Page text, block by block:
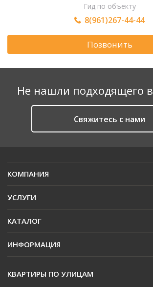
Гид по объекту
8(961)267-44-44
Позвонить
Не нашли подходящего
Cвяжитесь с нами
КОМПАНИЯ
УСЛУГИ
КАТАЛОГ
ИНФОРМАЦИЯ
КВАРТИРЫ ПО УЛИЦАМ